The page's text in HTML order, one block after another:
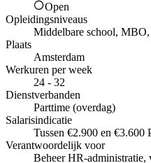
Open
Opleidingsniveaus
Middelbare school,
Plaats
Amsterdam
Werkuren per week
24 - 32
Dienstverbanden
Parttime (overdag)
Salarisindicatie
Tussen €2.900 en €3.600
Verantwoordelijk voor
Beheer HR-administratie,